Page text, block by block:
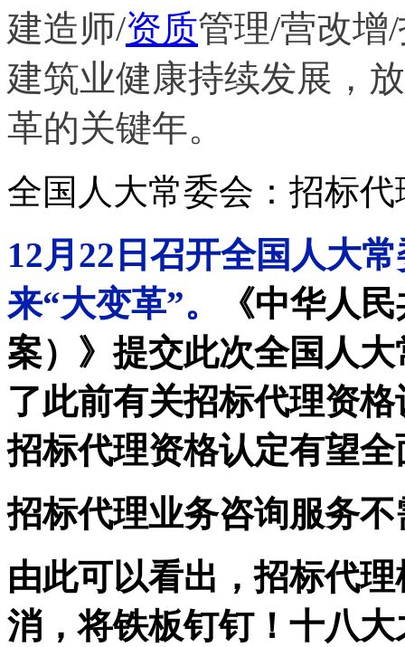
建造师/资质管理/营改增
建筑业健康持续发展，
革的关键年。
全国人大常委会：招标
12月22日召开全国人大
来“大变革”。
《中华人
案）》提交此次全国人
了此前有关招标代理资
招标代理资格认定有望
招标代理业务咨询服务
由此可以看出，招标代
消，将铁板钉钉！ 十八大